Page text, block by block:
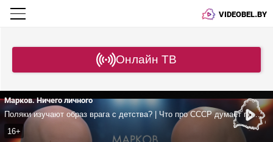
VIDEOBEL.BY
Онлайн ТВ
Марков. Ничего личного
Поляки изучают образ врага с детства? | Что про СССР думает поколение Z? | TikTok нужен госорганам?
16+